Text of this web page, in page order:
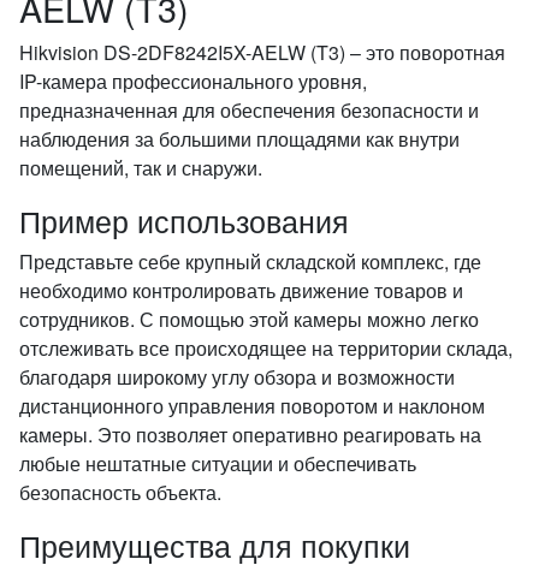
Hikvision DS-2DF8242I5X-AELW (T3) – это поворотная
IP-камера профессионального уровня,
предназначенная для обеспечения безопасности и
наблюдения за большими площадями как внутри
помещений, так и снаружи.
Пример использования
Представьте себе крупный складской комплекс, где
необходимо контролировать движение товаров и
сотрудников. С помощью этой камеры можно легко
отслеживать все происходящее на территории склада,
благодаря широкому углу обзора и возможности
дистанционного управления поворотом и наклоном
камеры. Это позволяет оперативно реагировать на
любые нештатные ситуации и обеспечивать
безопасность объекта.
Преимущества для покупки